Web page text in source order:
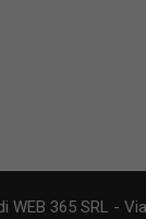
365 SRL -